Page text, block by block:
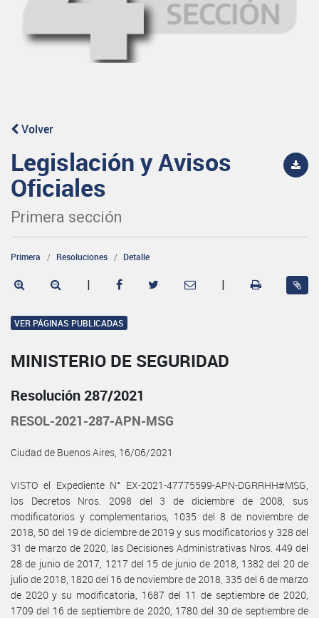
Volver
Legislación y Avisos
Oficiales
Primera sección
Primera Resoluciones Detalle
| |
VER PÁGINAS PUBLICADAS
MINISTERIO DE SEGURIDAD
Resolución 287/2021
RESOL-2021-287-APN-MSG
Ciudad de Buenos Aires, 16/06/2021
VISTO el Expediente N° EX-2021-47775599-APN-DGRRHH#MSG,
los Decretos Nros. 2098 del 3 de diciembre de 2008, sus
modificatorios y complementarios, 1035 del 8 de noviembre de
2018, 50 del 19 de diciembre de 2019 y sus modificatorios y 328 del
31 de marzo de 2020, las Decisiones Administrativas Nros. 449 del
28 de junio de 2017, 1217 del 15 de junio de 2018, 1382 del 20 de
julio de 2018, 1820 del 16 de noviembre de 2018, 335 del 6 de marzo
de 2020 y su modificatoria, 1687 del 11 de septiembre de 2020,
1709 del 16 de septiembre de 2020, 1780 del 30 de septiembre de